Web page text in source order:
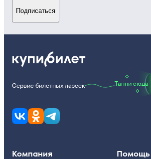
Подписаться
Сервис билетных лазеек Тапни сюда
Компания Помощь